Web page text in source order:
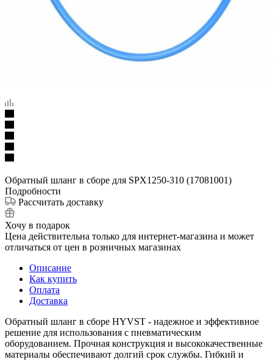
Обратный шланг в сборе для SPX1250-310 (17081001)
Подробности
Рассчитать доставку
Хочу в подарок
Цена действительна только для интернет-магазина и может
отличаться от цен в розничных магазинах
Описание
Как купить
Оплата
Доставка
Обратный шланг в сборе HYVST - надежное и эффективное
решение для использования с пневматическим
оборудованием. Прочная конструкция и высококачественные
материалы обеспечивают долгий срок службы. Гибкий и